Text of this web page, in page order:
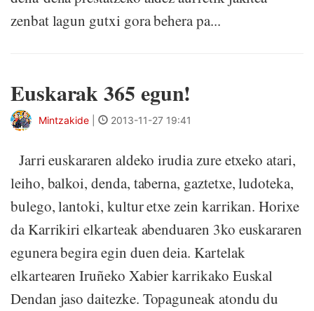
zenbat lagun gutxi gora behera pa...
Euskarak 365 egun!
Mintzakide 2013-11-27 19:41
Jarri euskararen aldeko irudia zure etxeko atari,
leiho, balkoi, denda, taberna, gaztetxe, ludoteka,
bulego, lantoki, kultur etxe zein karrikan. Horixe
da Karrikiri elkarteak abenduaren 3ko euskararen
egunera begira egin duen deia. Kartelak
elkartearen Iruñeko Xabier karrikako Euskal
Dendan jaso daitezke. Topaguneak atondu du